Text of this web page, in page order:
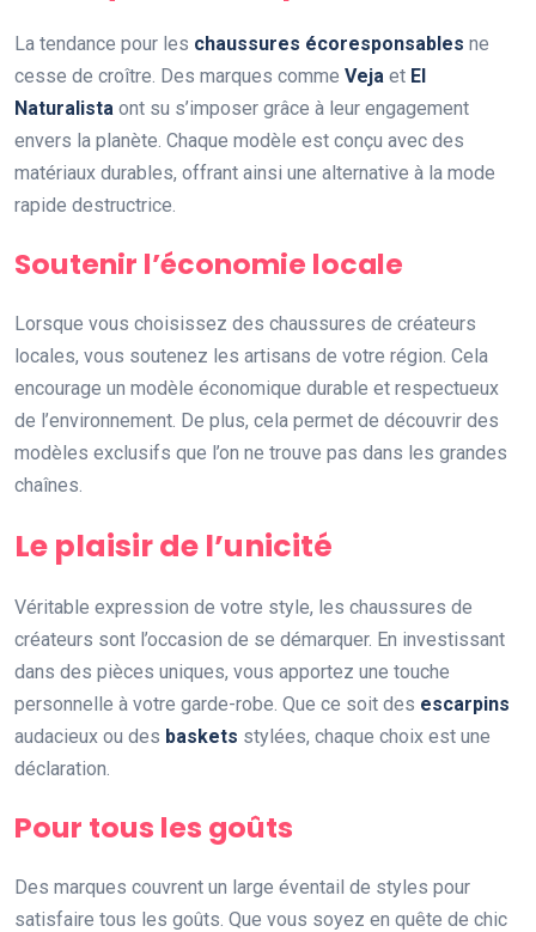
La tendance pour les chaussures écoresponsables ne
cesse de croître. Des marques comme Veja et El
Naturalista ont su s’imposer grâce à leur engagement
envers la planète. Chaque modèle est conçu avec des
matériaux durables, offrant ainsi une alternative à la mode
rapide destructrice.
Soutenir l’économie locale
Lorsque vous choisissez des chaussures de créateurs
locales, vous soutenez les artisans de votre région. Cela
encourage un modèle économique durable et respectueux
de l’environnement. De plus, cela permet de découvrir des
modèles exclusifs que l’on ne trouve pas dans les grandes
chaînes.
Le plaisir de l’unicité
Véritable expression de votre style, les chaussures de
créateurs sont l’occasion de se démarquer. En investissant
dans des pièces uniques, vous apportez une touche
personnelle à votre garde-robe. Que ce soit des escarpins
audacieux ou des baskets stylées, chaque choix est une
déclaration.
Pour tous les goûts
Des marques couvrent un large éventail de styles pour
satisfaire tous les goûts. Que vous soyez en quête de chic